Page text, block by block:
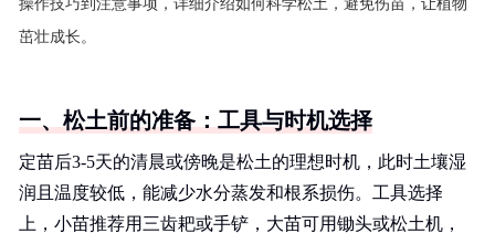
操作技巧到注意事项，详细介绍如何科学松土，避免伤苗，让植物
茁壮成长。
一、松土前的准备：工具与时机选择
定苗后3-5天的清晨或傍晚是松土的理想时机，此时土壤湿
润且温度较低，能减少水分蒸发和根系损伤。工具选择
上，小苗推荐用三齿耙或手铲，大苗可用锄头或松土机，